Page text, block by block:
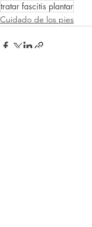
tratar fascitis plantar
Cuidado de los pies